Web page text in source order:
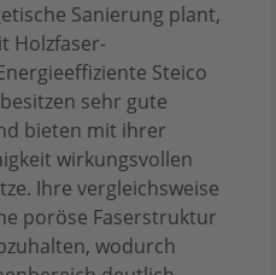
Sanierung plant,
Holzfaser-
Steico
sehr gute
bieten mit ihrer
wirkungsvollen
Ihre vergleichsweise
poröse Faserstruktur
wodurch